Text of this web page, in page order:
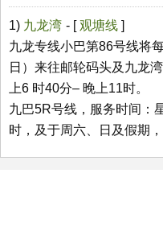
1) 九龙湾 - [观塘线 ]
九龙专线小巴第86号线将
日）来往邮轮码头及九龙
上6 时40分– 晚上11时。
九巴5R号线，服务时间：
时，及于周六、日及假期